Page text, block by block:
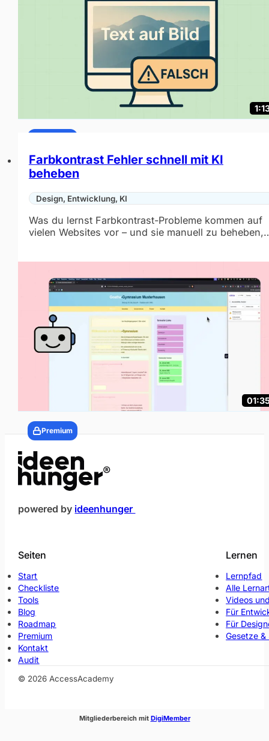
Farbkontrast Fehler schnell mit KI
beheben
Design, Entwicklung, KI
Was du lernst Farbkontrast-Probleme kommen auf
vielen Websites vor – und sie manuell zu
Premium
powered by ideenhunger
Seiten
Start
Checkliste
Tools
Blog
Roadmap
Premium
Kontakt
Audit
Lernen
Lernpfad
Alle
Videos
Für
Für
Gesetze
© 2026 AccessAcademy
Mitgliederbereich mit DigiMember(öffnet im neuen